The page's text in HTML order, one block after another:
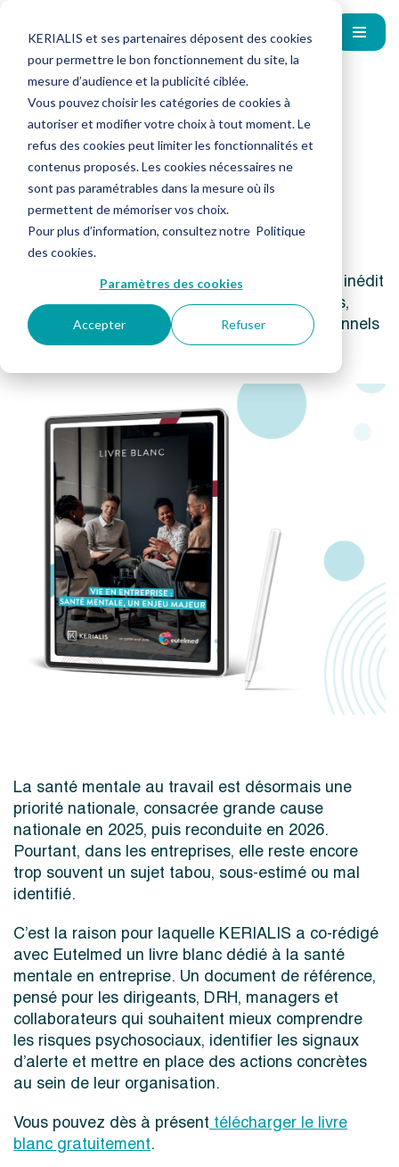
KERIALIS et ses partenaires déposent des cookies
pour permettre le bon fonctionnement du site, la
mesure d’audience et la publicité ciblée.
Vous pouvez choisir les catégories de cookies à
autoriser et modifier votre choix à tout moment. Le
refus des cookies peut limiter les fonctionnalités et
contenus proposés. Les cookies nécessaires ne
sont pas paramétrables dans la mesure où ils
permettent de mémoriser vos choix.
Pour plus d’information, consultez notre Politique
des cookies.
Paramètres des cookies
Accepter Refuser
Santé mentale au
travail: comprendre
pour mieux agir
KERIALIS et Eutelmed publient un livre blanc inédit
sur la santé psychologique au travail. Chiffres,
analyses et leviers d’action pour les professionnels
du droit et du chiffre.
La santé mentale au travail est désormais une
priorité nationale, consacrée grande cause
nationale en 2025, puis reconduite en 2026.
Pourtant, dans les entreprises, elle reste encore
trop souvent un sujet tabou, sous-estimé ou mal
identifié.
C’est la raison pour laquelle KERIALIS a co-rédigé
avec Eutelmed un livre blanc dédié à la santé
mentale en entreprise. Un document de référence,
pensé pour les dirigeants, DRH, managers et
collaborateurs qui souhaitent mieux comprendre
les risques psychosociaux, identifier les signaux
d’alerte et mettre en place des actions concrètes
au sein de leur organisation.
Vous pouvez dès à présenttélécharger le livre
blanc gratuitement.